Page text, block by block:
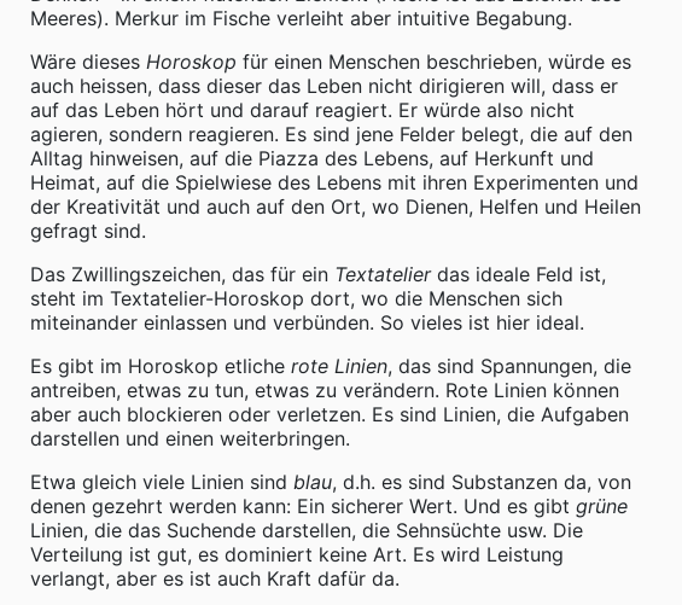
Meeres). Merkur im Fische verleiht aber intuitive Begabung.
Wäre dieses Horoskop für einen Menschen beschrieben, würde es
auch heissen, dass dieser das Leben nicht dirigieren will, dass er
auf das Leben hört und darauf reagiert. Er würde also nicht
agieren, sondern reagieren. Es sind jene Felder belegt, die auf den
Alltag hinweisen, auf die Piazza des Lebens, auf Herkunft und
Heimat, auf die Spielwiese des Lebens mit ihren Experimenten und
der Kreativität und auch auf den Ort, wo Dienen, Helfen und Heilen
gefragt sind.
Das Zwillingszeichen, das für ein Textatelierdas ideale Feld ist,
steht im Textatelier-Horoskop dort, wo die Menschen sich
miteinander einlassen und verbünden. So vieles ist hier ideal.
Es gibt im Horoskop etliche rote Linien, das sind Spannungen, die
antreiben, etwas zu tun, etwas zu verändern. Rote Linien können
aber auch blockieren oder verletzen. Es sind Linien, die Aufgaben
darstellen und einen weiterbringen.
Etwa gleich viele Linien sind blau, d.h. es sind Substanzen da, von
denen gezehrt werden kann: Ein sicherer Wert. Und es gibt grüne
Linien, die das Suchende darstellen, die Sehnsüchte usw. Die
Verteilung ist gut, es dominiert keine Art. Es wird Leistung
verlangt, aber es ist auch Kraft dafür da.